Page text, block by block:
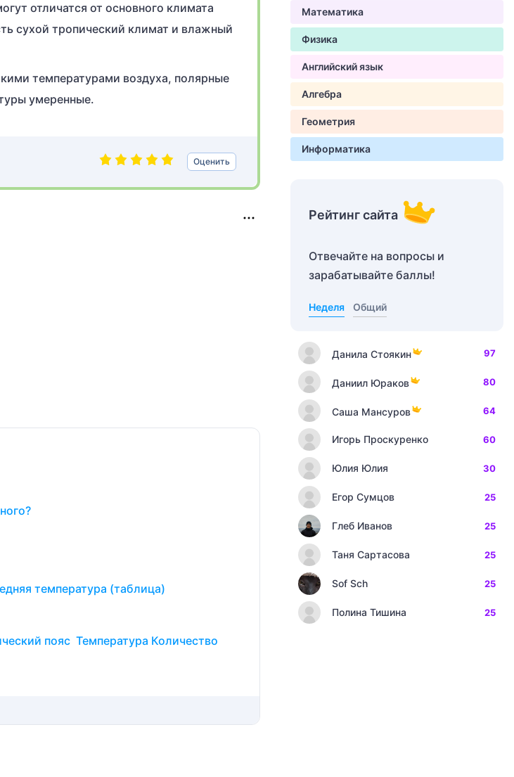
отличатся от основного климата
сухой тропический климат и влажный
температурами воздуха, полярные
умеренные.
Оценить
температура (таблица)
пояс Температура Количество
Математика
Физика
Английский язык
Алгебра
Геометрия
Информатика
Рейтинг сайта
Отвечайте на вопросы и
зарабатывайте баллы!
Неделя Общий
Данила Стоякин 97
Даниил Юраков 80
Саша Мансуров 64
Игорь Проскуренко 60
Юлия Юлия 30
Егор Сумцов 25
Глеб Иванов 25
Таня Сартасова 25
Sof Sch 25
Полина Тишина 25